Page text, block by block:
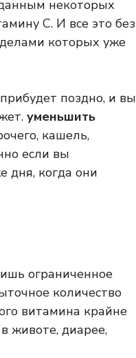
некоторых
С. И все это без
которых уже
поздно, и вы
уменьшить
кашель,
если вы
дня, когда они
ограниченное
количество
витамина крайне
животе, диарее,